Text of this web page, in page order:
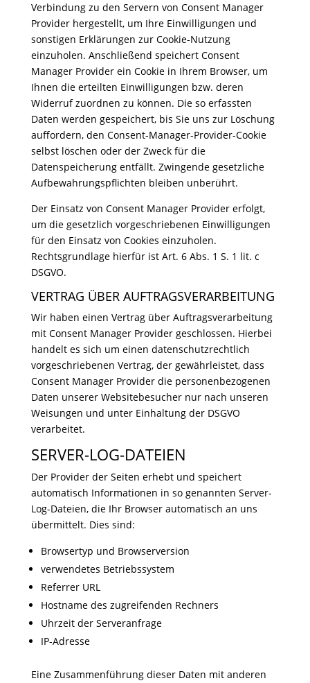
Verbindung zu den Servern von Consent Manager
Provider hergestellt, um Ihre Einwilligungen und
sonstigen Erklärungen zur Cookie-Nutzung
einzuholen. Anschließend speichert Consent
Manager Provider ein Cookie in Ihrem Browser, um
Ihnen die erteilten Einwilligungen bzw. deren
Widerruf zuordnen zu können. Die so erfassten
Daten werden gespeichert, bis Sie uns zur Löschung
auffordern, den Consent-Manager-Provider-Cookie
selbst löschen oder der Zweck für die
Datenspeicherung entfällt. Zwingende gesetzliche
Aufbewahrungspflichten bleiben unberührt.
Der Einsatz von Consent Manager Provider erfolgt,
um die gesetzlich vorgeschriebenen Einwilligungen
für den Einsatz von Cookies einzuholen.
Rechtsgrundlage hierfür ist Art. 6 Abs. 1 S. 1 lit. c
DSGVO.
VERTRAG ÜBER AUFTRAGSVERARBEITUNG
Wir haben einen Vertrag über Auftragsverarbeitung
mit Consent Manager Provider geschlossen. Hierbei
handelt es sich um einen datenschutzrechtlich
vorgeschriebenen Vertrag, der gewährleistet, dass
Consent Manager Provider die personenbezogenen
Daten unserer Websitebesucher nur nach unseren
Weisungen und unter Einhaltung der DSGVO
verarbeitet.
SERVER-LOG-DATEIEN
Der Provider der Seiten erhebt und speichert
automatisch Informationen in so genannten Server-
Log-Dateien, die Ihr Browser automatisch an uns
übermittelt. Dies sind:
Browsertyp und Browserversion
verwendetes Betriebssystem
Referrer URL
Hostname des zugreifenden Rechners
Uhrzeit der Serveranfrage
IP-Adresse
Eine Zusammenführung dieser Daten mit anderen